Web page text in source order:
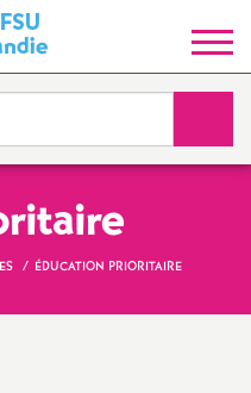
y
n
d
i
ÉDUCATION PRIORITAIRE